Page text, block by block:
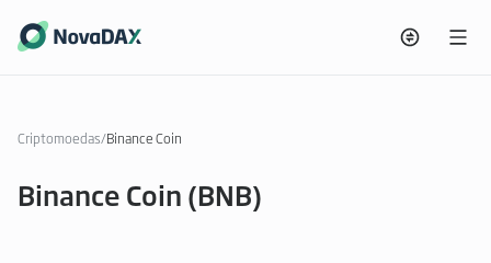
Criptomoedas/Binance Coin
Binance Coin (BNB)